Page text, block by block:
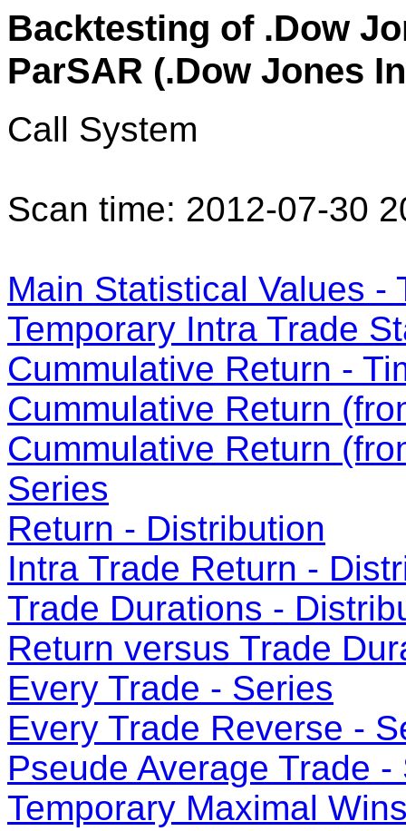
Backtesting of .Dow
ParSAR (.Dow Jones
Call System
Scan time: 2012-07-30
Main Statistical Values -
Temporary Intra Trade
Cummulative Return -
Cummulative Return
Cummulative Return
Series
Return - Distribution
Intra Trade Return -
Trade Durations -
Return versus Trade
Every Trade - Series
Every Trade Reverse -
Pseude Average Trade -
Temporary Maximal